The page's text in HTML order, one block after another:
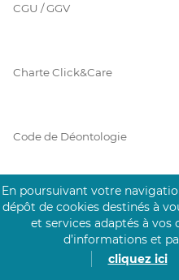
CGU / GGV
Charte Click&Care
Code de Déontologie
Mentions Légales
Prérequis Click&Care
En poursuivant votre
dépôt de cookies destinés à
et services adaptés à vos
d’informations et
cliquez ici